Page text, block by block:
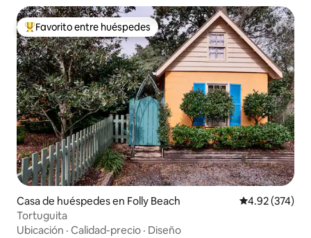
Favorito entre huéspedes preferido
Favorito entre huéspedes
Casa de huéspedes en Folly Beach Calificación
4.92 (374)
Tortuguita
Ubicación · Calidad-precio · Diseño